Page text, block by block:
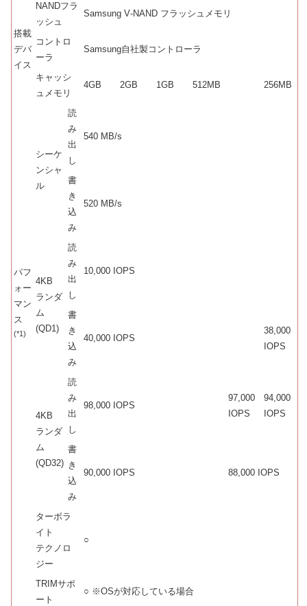
搭載
デバ
イス
NANDフラ
ッシュ
Samsung V‐NAND フラッシュメモリ
コントロ
ーラ
Samsung自社製コントローラ
キャッシ
ュメモリ
4GB 2GB 1GB 512MB 256MB
パフ
ォー
マン
ス
(*1)
シーケ
ンシャ
ル
読
み
出
し
540 MB/s
書
き
込
み
520 MB/s
4KB
ランダ
ム
(QD1)
読
み
出
し
10,000 IOPS
書
き
込
み
40,000 IOPS
38,000
IOPS
4KB
ランダ
ム
(QD32)
読
み
出
し
98,000 IOPS
97,000
IOPS
94,000
IOPS
書
き
込
み
90,000 IOPS 88,000 IOPS
ターボラ
イト
テクノロ
ジー
○
TRIMサポ
ート
○ ※OSが対応している場合